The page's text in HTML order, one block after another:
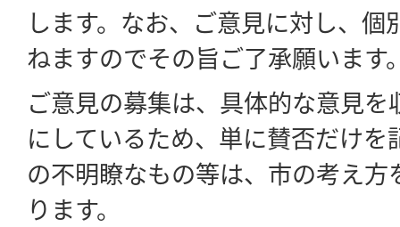
します。なお、ご意見に対し、
ねますのでその旨ご了承願います
ご意見の募集は、具体的な意見
にしているため、単に賛否だけ
の不明瞭なもの等は、市の考え
ります。